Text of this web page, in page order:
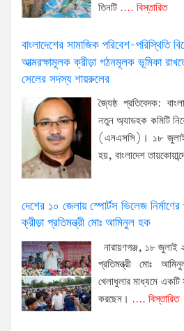
তিনটি .... বিস্তারিত
বাংলাদেশের সামাজিক পরিবেশ-পরিস্থিতি
আত্মরক্ষামূলক ক্রীড়া গঠনমূলক ভূমিকা
সেলের সদস্য শায়রুলের
জ্যৈষ্ঠ প্রতিবেদক:
নতুন অ্যাডহক কমিটি
(এনএসসি)। ১৮ জুলাই
হয়, বাংলাদেশ
দেশের ১০ জেলায় স্পোর্টস ভিলেজ
ক্রীড়া প্রতিমন্ত্রী মোঃ আমিনুল হক
নারায়ণগঞ্জ, ১৮ জুলাই
প্রতিমন্ত্রী মোঃ
খেলাধুলার মাধ্যমে
করছেন। .... বিস্তারিত